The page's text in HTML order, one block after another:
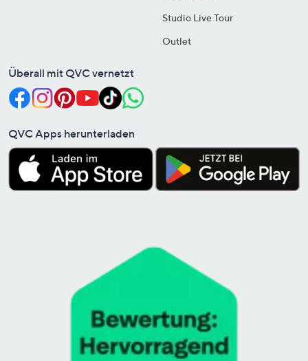
Studio Live Tour
Outlet
Überall mit QVC vernetzt
QVC Apps herunterladen